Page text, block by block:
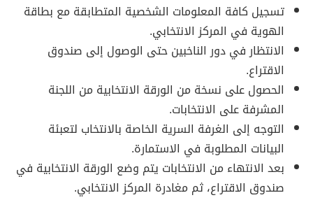
تسجيل كافة المعلومات الشخصية المتطابقة مع بطاقة
الهوية في المركز الانتخابي.
الانتظار في دور الناخبين حتى الوصول إلى صندوق
الاقتراع.
الحصول على نسخة من الورقة الانتخابية من اللجنة
المشرفة على الانتخابات.
التوجه إلى الغرفة السرية الخاصة بالانتخاب لتعبئة
البيانات المطلوبة في الاستمارة.
بعد الانتهاء من الانتخابات يتم وضع الورقة الانتخابية في
صندوق الاقتراع، ثم مغادرة المركز الانتخابي.